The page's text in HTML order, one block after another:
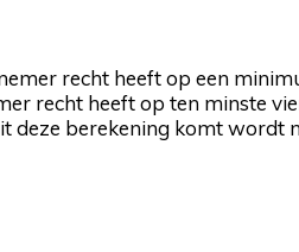
recht heeft op een
recht heeft op ten minste
deze berekening komt wordt